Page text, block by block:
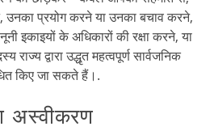
उनका प्रयोग करने या उनका बचाव करने,
इकाइयों के अधिकारों की रक्षा करने, या
द्वारा उद्धृत महत्वपूर्ण सार्वजनिक
किए जा सकते हैं।.
अस्वीकरण